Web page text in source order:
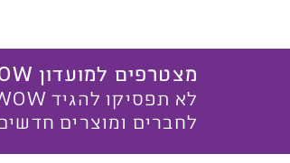
מצטרפים למועדון WOW
לחברים ומוצרים